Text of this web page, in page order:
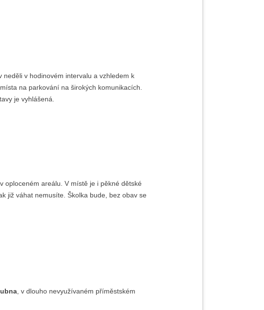
v hodinovém intervalu a vzhledem k
na parkování na širokých komunikacích.
je vyhlášená.
oploceném areálu. V místě je i pěkné dětské
již váhat nemusíte. Školka bude, bez obav se
, v dlouho nevyužívaném příměstském